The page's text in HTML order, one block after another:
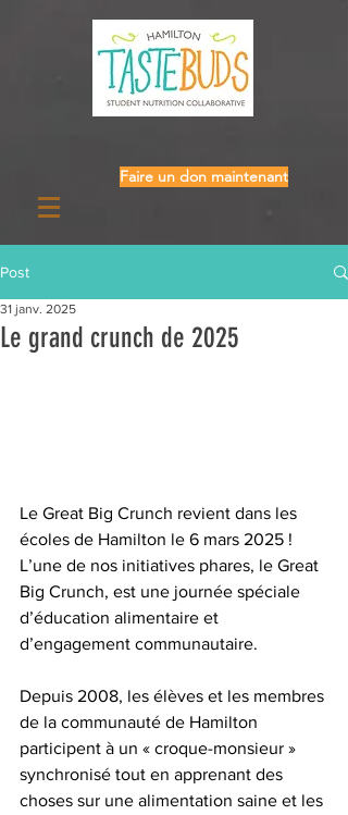
Faire un don maintenant
Post
Le grand crunch de 2025
31 janv. 2025
Le Great Big Crunch revient dans les
écoles de Hamilton le 6 mars 2025 !
L’une de nos initiatives phares, le Great
Big Crunch, est une journée spéciale
d’éducation alimentaire et
d’engagement communautaire.
Depuis 2008, les élèves et les membres
de la communauté de Hamilton
participent à un « croque-monsieur »
synchronisé tout en apprenant des
choses sur une alimentation saine et les